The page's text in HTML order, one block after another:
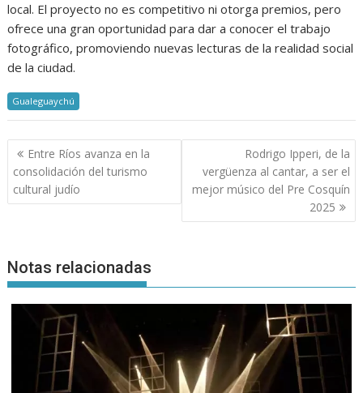
local. El proyecto no es competitivo ni otorga premios, pero
ofrece una gran oportunidad para dar a conocer el trabajo
fotográfico, promoviendo nuevas lecturas de la realidad social
de la ciudad.
Gualeguaychú
Navegación
de
entradas
Entre Ríos avanza en la
consolidación del turismo
cultural judío
Rodrigo Ipperi, de la
vergüenza al cantar, a ser el
mejor músico del Pre Cosquín
2025
Notas relacionadas